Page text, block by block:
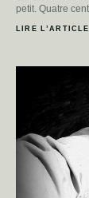
petit. Quatre
LIRE L’ARTICLE